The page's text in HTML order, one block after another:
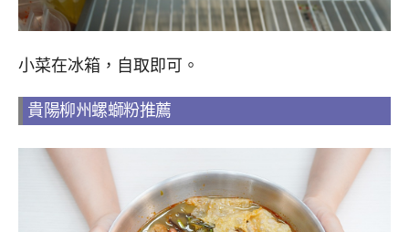
小菜在冰箱，自取即可。
貴陽柳州螺螄粉推薦